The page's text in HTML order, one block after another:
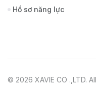
Hồ sơ năng lực
© 2026 XAVIE CO .,LTD.